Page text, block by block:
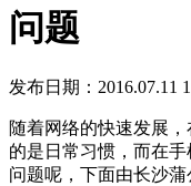
问题
发布日期：2016.07.11
随着网络的快速发展
的是日常习惯，而在
问题呢，下面由长沙蒲